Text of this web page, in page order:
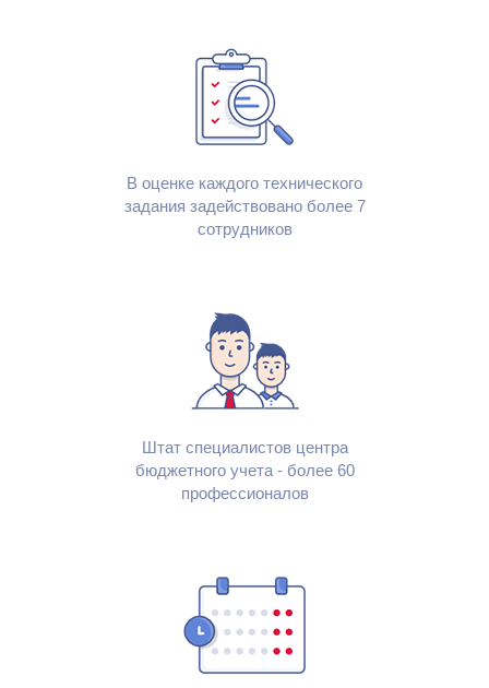
В оценке каждого технического
задания задействовано более 7
сотрудников
Штат специалистов центра
бюджетного учета - более 60
профессионалов